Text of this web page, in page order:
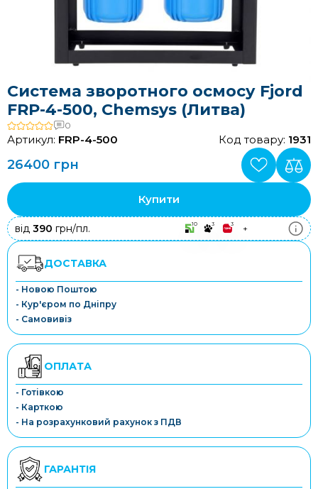
Система зворотного осмосу Fjord
FRP-4-500, Chemsys (Литва)
0
Артикул: FRP-4-500 Код товару: 1931
26400 грн
Купити
від 390 грн/пл. 10 3 3 +
ДОСТАВКА
- Новою Поштою
- Кур'єром по Дніпру
- Самовивіз
ОПЛАТА
- Готівкою
- Карткою
- На розрахунковий рахунок з ПДВ
ГАРАНТІЯ